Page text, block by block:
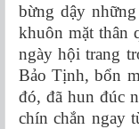
bừng dậy
khuôn mặt thân
ngày hội trang
Bảo Tịnh, bổn
đó, đã hun đúc
chín chắn ngay